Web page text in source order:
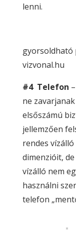
lenni.
gyorsoldható
vizvonal.hu
#4 Telefon
ne
elsőszámú
jellemzően
rendes
dimenzióit,
vízálló nem
használni
telefon